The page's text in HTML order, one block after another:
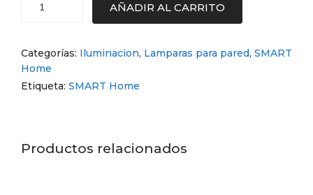
FOCO
9W
100-
127V
(DOS
AÑADIR AL CARRITO
Categorías: Iluminacion, Lamparas para pared, SMART
Home
Etiqueta: SMART Home
Productos relacionados